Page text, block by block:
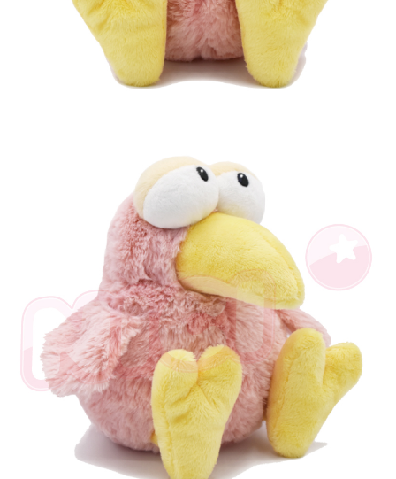
https://aftee.tw/terms/#terms3
３．未成年的使用者請事先徵得法定代理人或監護人之同意方可使用
「AFTEE先享後付」，若未經同意申辦者引起之損失，本公司不負相關責
４．使用「AFTEE先享後付」時，將依據個別帳號之用戶狀況，依本公司即
時審查核予不同之上限額度；若仍有額度不足之情形，本公司將視審查結果